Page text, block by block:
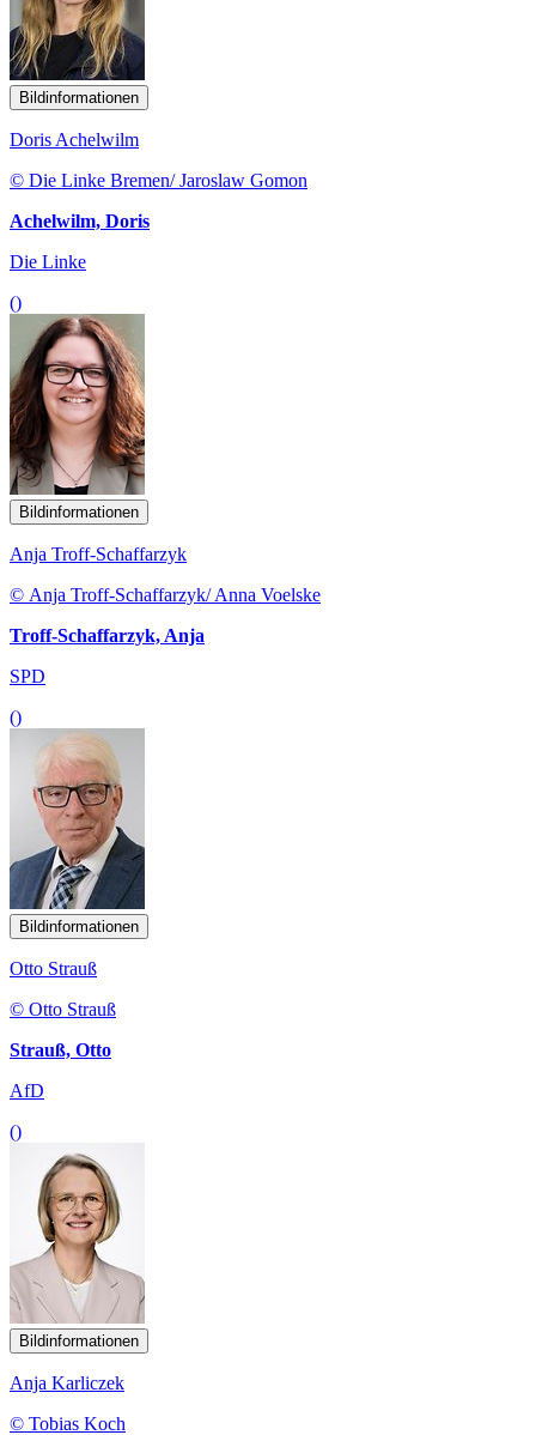
Bildinformationen
Doris Achelwilm
© Die Linke Bremen/ Jaroslaw Gomon
Achelwilm, Doris
Die Linke
()
Bildinformationen
Anja Troff-Schaffarzyk
© Anja Troff-Schaffarzyk/ Anna Voelske
Troff-Schaffarzyk, Anja
SPD
()
Bildinformationen
Otto Strauß
© Otto Strauß
Strauß, Otto
AfD
()
Bildinformationen
Anja Karliczek
© Tobias Koch